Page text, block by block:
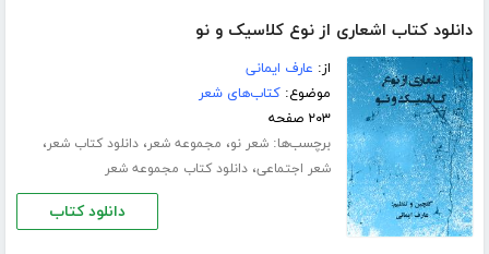
دانلود کتاب اشعاری از نوع کلاسیک و نو
از: عارف ایمانی
موضوع:کتاب‌های شعر
۲۰۳ صفحه
برچسب‌ها:شعر نو، مجموعه شعر،دانلود کتاب شعر،
شعر اجتماعی،دانلود کتاب مجموعه شعر
دانلود کتاب